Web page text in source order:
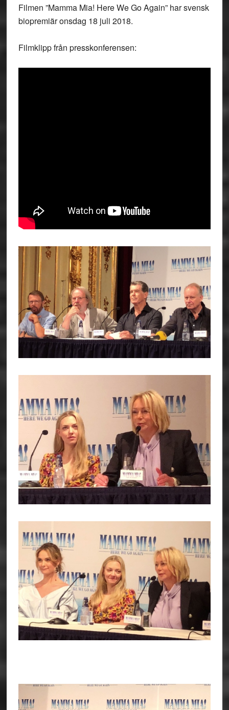
Filmen ”Mamma Mia! Here We Go Again” har svensk
biopremiär onsdag 18 juli 2018.
Filmklipp från presskonferensen: